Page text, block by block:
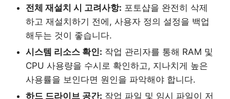
전체 재설치 시 고려사항: 포토샵을 완전히 삭제
하고 재설치하기 전에, 사용자 정의 설정을 백업
해두는 것이 좋습니다.
시스템 리소스 확인: 작업 관리자를 통해 RAM 및
CPU 사용량을 수시로 확인하고, 지나치게 높은
사용률을 보인다면 원인을 파악해야 합니다.
하드 드라이브 공간: 작업 파일 및 임시 파일이 저